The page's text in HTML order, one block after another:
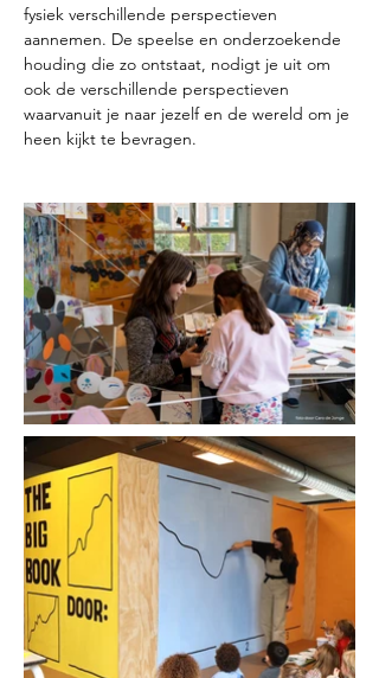
fysiek verschillende perspectieven
aannemen. De speelse en onderzoekende
houding die zo ontstaat, nodigt je uit om
ook de verschillende perspectieven
waarvanuit je naar jezelf en de wereld om je
heen kijkt te bevragen.